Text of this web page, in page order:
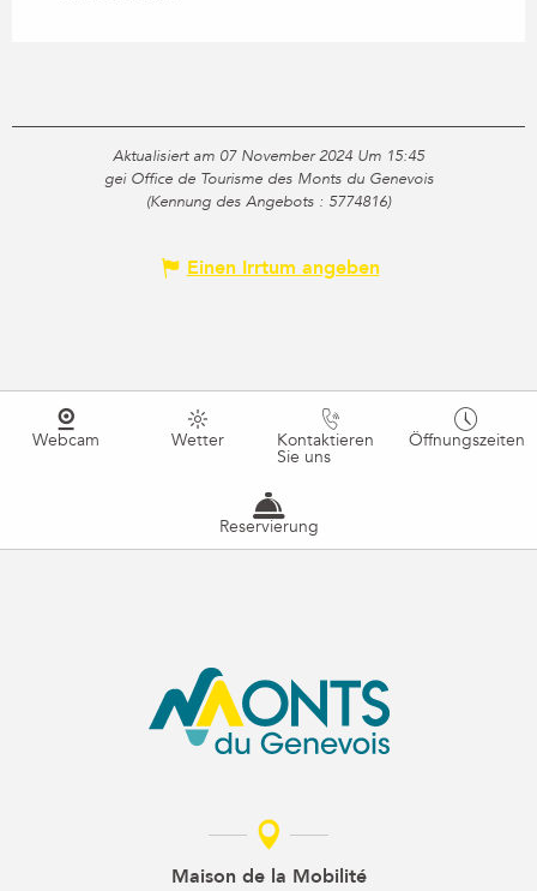
Aktualisiert am 07 November 2024 Um 15:45
gei Office de Tourisme des Monts du Genevois
(Kennung des Angebots : 5774816)
Einen Irrtum angeben
Webcam Wetter Kontaktieren
Sie uns
Öffnungszeiten
Reservierung
Maison de la Mobilité